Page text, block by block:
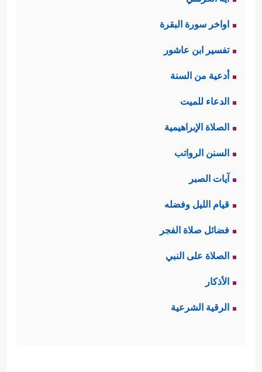
اواخر سورة البقرة
تفسير ابن عاشور
أدعية من السنة
الدعاء للميت
الصلاة الإبراهيمية
السنن الرواتب
آيات الصبر
قيام الليل وفضله
فضائل صلاة الفجر
الصلاة على النبي
الأذكار
الرقية الشرعية